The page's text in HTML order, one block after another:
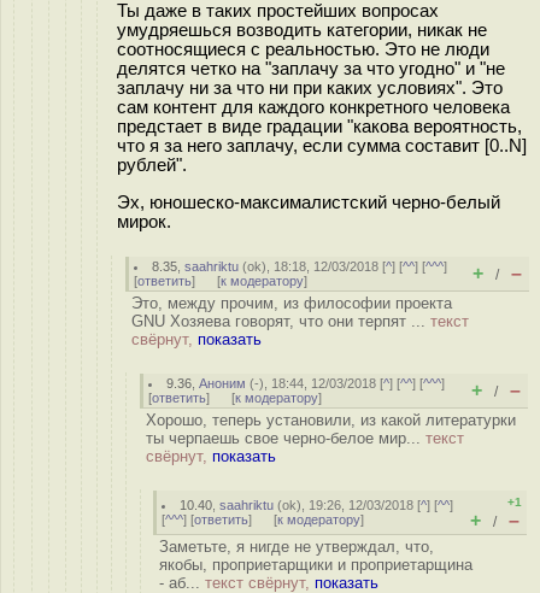
Ты даже в таких простейших вопросах
умудряешься возводить категории, никак не
соотносящиеся с реальностью. Это не люди
делятся четко на "заплачу за что угодно" и "не
заплачу ни за что ни при каких условиях". Это
сам контент для каждого конкретного человека
предстает в виде градации "какова вероятность,
что я за него заплачу, если сумма составит [0..N]
рублей".
Эх, юношеско-максималистский черно-белый
мирок.
8.35 ,saahriktu (ok), 18:18, 12/03/2018 [^] [^^] [^^^]
[ответить] [к модератору] + / –
Это, между прочим, из философии проекта
GNU Хозяева говорят, что они терпят ... текст
свёрнут, показать
9.36 ,Аноним (-), 18:44, 12/03/2018 [^] [^^] [^^^]
[ответить] [к модератору] + / –
Хорошо, теперь установили, из какой литературки
ты черпаешь свое черно-белое мир... текст
свёрнут, показать
10.40 ,saahriktu (ok), 19:26, 12/03/2018 [^] [^^]
[^^^] [ответить] [к модератору]
+1
+ / –
Заметьте, я нигде не утверждал, что,
якобы, проприетарщики и проприетарщина
- аб... текст свёрнут, показать